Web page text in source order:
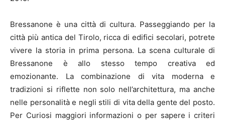
Bressanone è una città di cultura. Passeggiando per la
città più antica del Tirolo, ricca di edifici secolari, potrete
vivere la storia in prima persona. La scena culturale di
Bressanone è allo stesso tempo creativa ed
emozionante. La combinazione di vita moderna e
tradizioni si riflette non solo nell’architettura, ma anche
nelle personalità e negli stili di vita della gente del posto.
Per Curiosi maggiori informazioni o per sapere i criteri